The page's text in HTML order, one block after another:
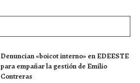
Denuncian «boicot interno» en EDEESTE
para empañar la gestión de Emilio
Contreras